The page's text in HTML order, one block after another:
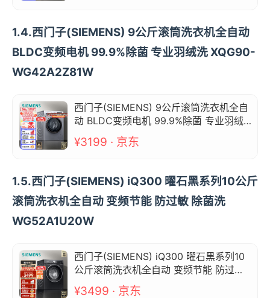
1.4.西门子(SIEMENS) 9公斤滚筒洗衣机全自动
BLDC变频电机 99.9%除菌 专业羽绒洗 XQG90-
WG42A2Z81W
西门子(SIEMENS) 9公斤滚筒洗衣机全自
动 BLDC变频电机 99.9%除菌 专业羽绒
洗 XQG90-WG42A2Z81W
¥3199 · 京东
1.5.西门子(SIEMENS) iQ300 曜石黑系列10公斤
滚筒洗衣机全自动 变频节能 防过敏 除菌洗
WG52A1U20W
西门子(SIEMENS) iQ300 曜石黑系列10
公斤滚筒洗衣机全自动 变频节能 防过敏
除菌洗 WG52A1U20W
¥3499 · 京东